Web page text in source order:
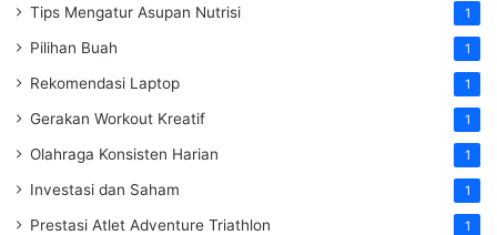
Tips Mengatur Asupan Nutrisi 1
Pilihan Buah 1
Rekomendasi Laptop 1
Gerakan Workout Kreatif 1
Olahraga Konsisten Harian 1
Investasi dan Saham 1
Prestasi Atlet Adventure Triathlon 1